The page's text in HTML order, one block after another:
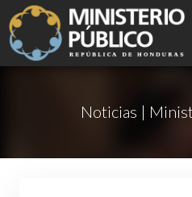
Noticias |